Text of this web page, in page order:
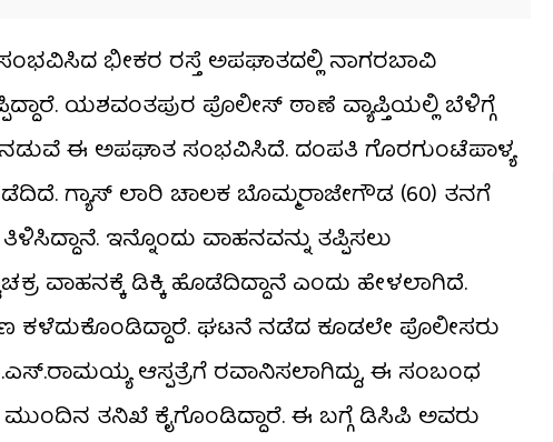
ಭೀಕರ ರಸ್ತೆ ಅಪಘಾತದಲ್ಲಿ ನಾಗರಬಾವಿ
ಯಶವಂತಪುರ ಪೊಲೀಸ್ ಠಾಣೆ ವ್ಯಾಪ್ತಿಯಲ್ಲಿ ಬೆಳಿಗ್ಗೆ
ನಡುವೆ ಈ ಅಪಘಾತ ಸಂಭವಿಸಿದೆ. ದಂಪತಿ ಗೊರಗುಂಟೆಪಾಳ್ಯ
ಗ್ಯಾಸ್ ಲಾರಿ ಚಾಲಕ ಬೊಮ್ಮರಾಜೇಗೌಡ (60) ತನಗೆ
ಇನ್ನೊಂದು ವಾಹನವನ್ನು ತಪ್ಪಿಸಲು
ವಾಹನಕ್ಕೆ ಡಿಕ್ಕಿ ಹೊಡೆದಿದ್ದಾನೆ ಎಂದು ಹೇಳಲಾಗಿದೆ.
ಕಳೆದುಕೊಂಡಿದ್ದಾರೆ. ಘಟನೆ ನಡೆದ ಕೂಡಲೇ ಪೊಲೀಸರು
ಆಸ್ಪತ್ರೆಗೆ ರವಾನಿಸಲಾಗಿದ್ದು, ಈ ಸಂಬಂಧ
ತನಿಖೆ ಕೈಗೊಂಡಿದ್ದಾರೆ. ಈ ಬಗ್ಗೆ ಡಿಸಿಪಿ ಅವರು